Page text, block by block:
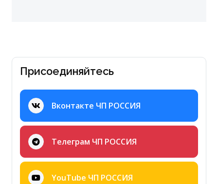
Присоединяйтесь
Вконтакте ЧП РОССИЯ
Телеграм ЧП РОССИЯ
YouTube ЧП РОССИЯ